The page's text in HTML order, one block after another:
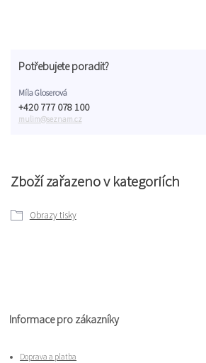
Zboží zařazeno v kategoriích
Obrazy tisky
Potřebujete poradit?
Míla Gloserová
+420 777 078 100
mulim@seznam.cz
Informace pro zákazníky
Doprava a platba